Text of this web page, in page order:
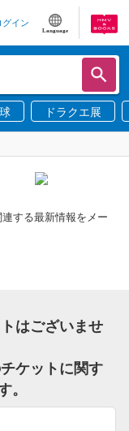
グイン
Language
ドラクエ展
する最新情報をメー
はございませ
ケットに関す
。